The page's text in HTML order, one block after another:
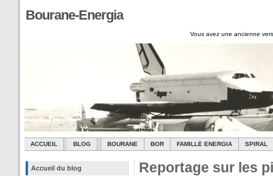
Bourane-Energia
Vous avez une ancienne
ACCUEIL BLOG BOURANE BOR FAMILLE ENERGIA SPIRAL
Accueil du blog Reportage sur les